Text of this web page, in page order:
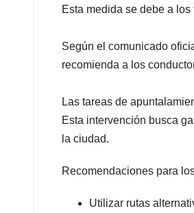
Esta medida se debe a
Según el comunicado
recomienda a los
Las tareas de
Esta intervención busca
la ciudad.
Recomendaciones para
Utilizar rutas